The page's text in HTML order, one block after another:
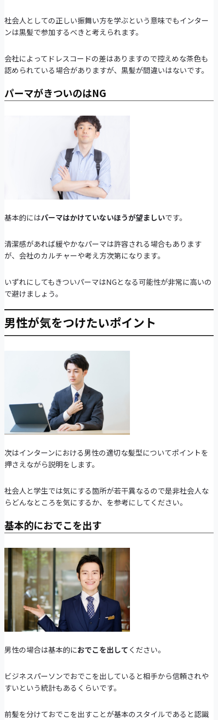
社会人としての正しい振舞い方を学ぶという意味でもインター
ンは黒髪で参加するべきと考えられます。
会社によってドレスコードの差はありますので控えめな茶色も
認められている場合がありますが、黒髪が間違いはないです。
パーマがきついのはNG
基本的にはパーマはかけていないほうが望ましいです。
清潔感があれば緩やかなパーマは許容される場合もあります
が、会社のカルチャーや考え方次第になります。
いずれにしてもきついパーマはNGとなる可能性が非常に高いの
で避けましょう。
男性が気をつけたいポイント
次はインターンにおける男性の適切な髪型についてポイントを
押さえながら説明をします。
社会人と学生では気にする箇所が若干異なるので是非社会人な
らどんなところを気にするか、を参考にしてください。
基本的におでこを出す
男性の場合は基本的におでこを出して ください。
ビジネスパーソンでおでこを出していると相手から信頼されや
すいという統計もあるくらいです。
前髪を分けておでこを出すことが基本のスタイルであると認識